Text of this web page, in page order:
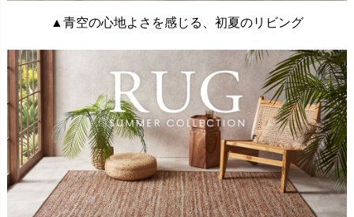
▲青空の心地よさを感じる、初夏のリビング